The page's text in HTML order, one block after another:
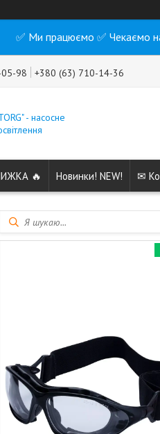
✅ Ми працюємо ✅ Чекаємо
98 +380 (63) 710-14-36
- насосне
🔥 Новинки! NEW! ✉